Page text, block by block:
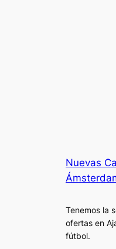
Nuevas
Tenemos la
ofertas en
fútbol.